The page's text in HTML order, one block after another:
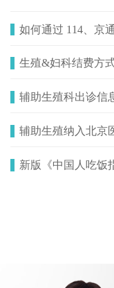
如何通过 114、京
生殖&妇科结费方
辅助生殖科出诊信
辅助生殖纳入北京
新版《中国人吃饭